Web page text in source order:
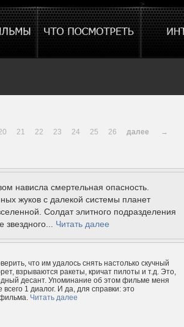
>
21 22 23 24 25 26 далее →
нависла смертельная опасность.
жуков с далекой системы планет
Солдат элитного подразделения
Читать далее
что им удалось снять настолько скучный
взрываются ракеты, кричат пилоты и т.д. Это,
десант. Упоминание об этом фильме меня
1 диалог. И да, для справки: это
Читать далее